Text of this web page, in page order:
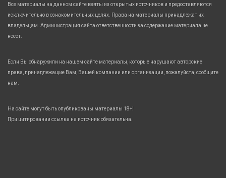
Все материалы на данном сайте взяты из открытых источников и предоставляются
исключительно в ознакомительных целях. Права на материалы принадлежат их
владельцам. Администрация сайта ответственности за содержание материала не
несет.
Если Вы обнаружили на нашем сайте материалы, которые нарушают авторские
права, принадлежащие Вам, Вашей компании или организации, пожалуйста, сообщите
нам.
На сайте могут быть опубликованы материалы 18+!
При цитировании ссылка на источник обязательна.